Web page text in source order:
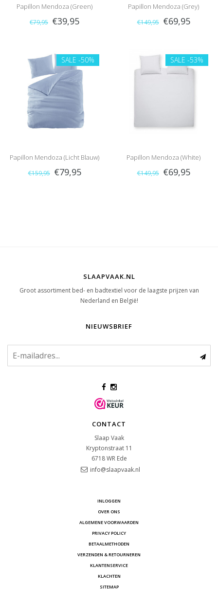
Papillon Mendoza (Green)
€79,95 €39,95
Papillon Mendoza (Grey)
€149,95 €69,95
SALE -50%
Papillon Mendoza (Licht Blauw)
€159,95 €79,95
SALE -53%
Papillon Mendoza (White)
€149,95 €69,95
SLAAPVAAK.NL
Groot assortiment bed- en badtextiel voor de laagste prijzen van
Nederland en België!
NIEUWSBRIEF
CONTACT
Slaap Vaak
Kryptonstraat 11
6718 WR Ede
info@slaapvaak.nl
INLOGGEN
OVER ONS
ALGEMENE VOORWAARDEN
PRIVACY POLICY
BETAALMETHODEN
VERZENDEN & RETOURNEREN
KLANTENSERVICE
KLACHTEN
SITEMAP